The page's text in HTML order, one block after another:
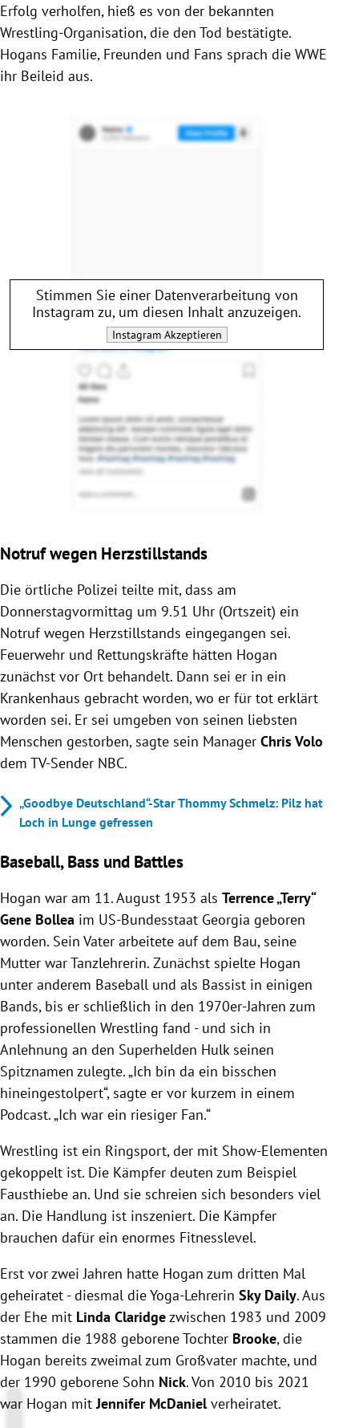
Erfolg verholfen, hieß es von der bekannten
Wrestling-Organisation, die den Tod bestätigte.
Hogans Familie, Freunden und Fans sprach die WWE
ihr Beileid aus.
Stimmen Sie einer Datenverarbeitung von
Instagram zu, um diesen Inhalt anzuzeigen.
InstagramAkzeptieren
Notruf wegen Herzstillstands
Die örtliche Polizei teilte mit, dass am
Donnerstagvormittag um 9.51 Uhr (Ortszeit) ein
Notruf wegen Herzstillstands eingegangen sei.
Feuerwehr und Rettungskräfte hätten Hogan
zunächst vor Ort behandelt. Dann sei er in ein
Krankenhaus gebracht worden, wo er für tot erklärt
worden sei. Er sei umgeben von seinen liebsten
Menschen gestorben, sagte sein Manager Chris Volo
dem TV-Sender NBC.
„Goodbye Deutschland“-Star Thommy Schmelz: Pilz hat
Loch in Lunge gefressen
Baseball, Bass und Battles
Hogan war am 11. August 1953 als Terrence „Terry“
Gene Bollea im US-Bundesstaat Georgia geboren
worden. Sein Vater arbeitete auf dem Bau, seine
Mutter war Tanzlehrerin. Zunächst spielte Hogan
unter anderem Baseball und als Bassist in einigen
Bands, bis er schließlich in den 1970er-Jahren zum
professionellen Wrestling fand - und sich in
Anlehnung an den Superhelden Hulk seinen
Spitznamen zulegte. „Ich bin da ein bisschen
hineingestolpert“, sagte er vor kurzem in einem
Podcast. „Ich war ein riesiger Fan.“
Wrestling ist ein Ringsport, der mit Show-Elementen
gekoppelt ist. Die Kämpfer deuten zum Beispiel
Fausthiebe an. Und sie schreien sich besonders viel
an. Die Handlung ist inszeniert. Die Kämpfer
brauchen dafür ein enormes Fitnesslevel.
Erst vor zwei Jahren hatte Hogan zum dritten Mal
geheiratet - diesmal die Yoga-Lehrerin Sky Daily. Aus
der Ehe mit Linda Claridgezwischen 1983 und 2009
stammen die 1988 geborene Tochter Brooke, die
Hogan bereits zweimal zum Großvater machte, und
der 1990 geborene Sohn Nick. Von 2010 bis 2021
war Hogan mitJennifer McDanielverheiratet.